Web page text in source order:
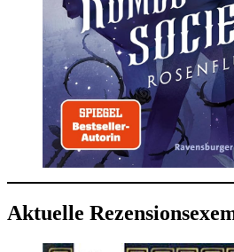
Aktuelle